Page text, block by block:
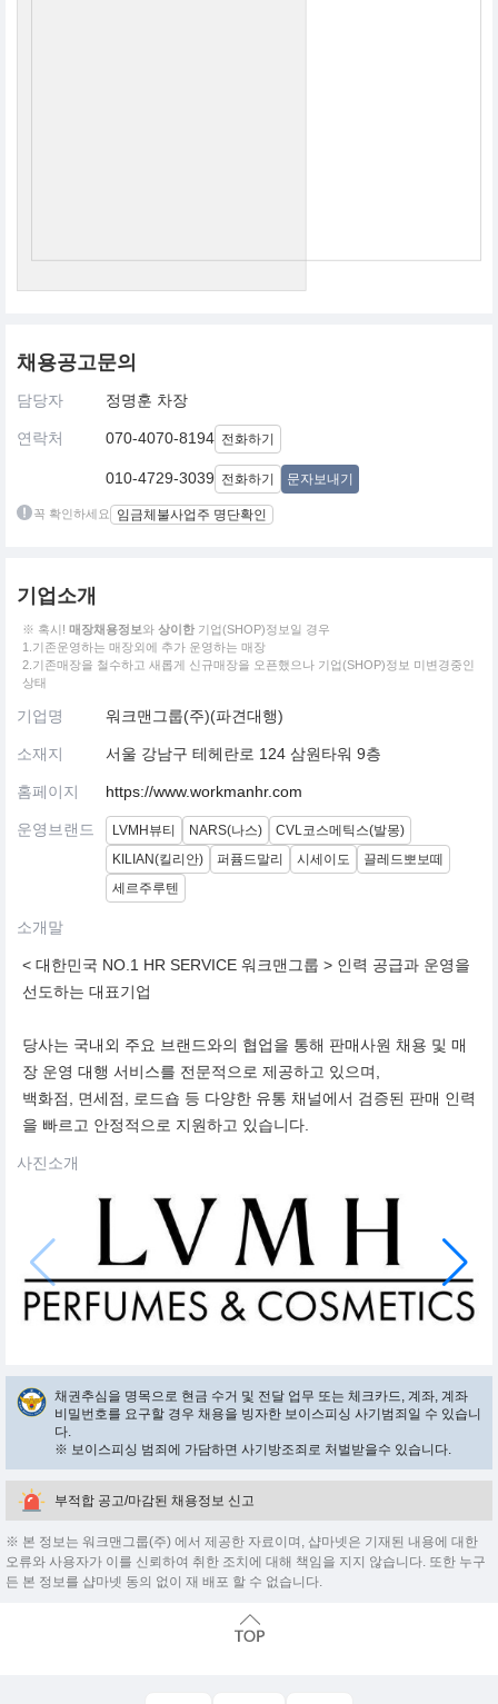
채용공고문의
담당자 정명훈 차장
연락처 070-4070-8194 전화하기
010-4729-3039 전화하기 문자보내기
꼭 확인하세요 임금체불사업주 명단확인
기업소개
※ 혹시! 매장채용정보와 상이한 기업(SHOP)정보일 경우
1.기존운영하는 매장외에 추가 운영하는 매장
2.기존매장을 철수하고 새롭게 신규매장을 오픈했으나 기업(SHOP)정보 미변경중인
상태
기업명 워크맨그룹(주)(파견대행)
소재지 서울 강남구 테헤란로 124 삼원타워 9층
홈페이지 https://www.workmanhr.com
운영브랜드 LVMH뷰티 NARS(나스)
CVL코스메틱스(발몽)
KILIAN(킬리안)
퍼퓸드말리 시세이도
끌레드뽀보떼
세르주루텐
소개말
< 대한민국 NO.1 HR SERVICE 워크맨그룹 > 인력 공급과 운영을
선도하는 대표기업
당사는 국내외 주요 브랜드와의 협업을 통해 판매사원 채용 및 매
장 운영 대행 서비스를 전문적으로 제공하고 있으며,
백화점, 면세점, 로드숍 등 다양한 유통 채널에서 검증된 판매 인력
을 빠르고 안정적으로 지원하고 있습니다.
사진소개
채권추심을 명목으로 현금 수거 및 전달 업무 또는 체크카드, 계좌, 계좌
비밀번호를 요구할 경우 채용을 빙자한 보이스피싱 사기범죄일 수 있습니
다.
※ 보이스피싱 범죄에 가담하면 사기방조죄로 처벌받을수 있습니다.
부적합 공고/마감된 채용정보 신고
※ 본 정보는 워크맨그룹(주) 에서 제공한 자료이며, 샵마넷은 기재된 내용에 대한
오류와 사용자가 이를 신뢰하여 취한 조치에 대해 책임을 지지 않습니다. 또한 누구
든 본 정보를 샵마넷 동의 없이 재 배포 할 수 없습니다.